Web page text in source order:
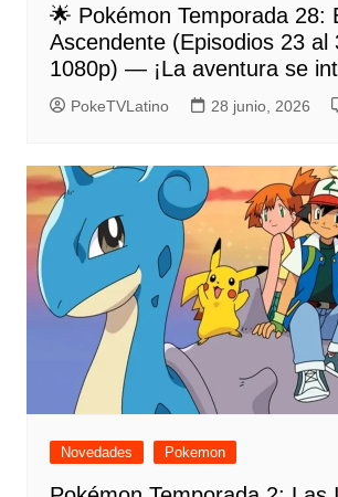
🌟 Pokémon Temporada 28:
Ascendente (Episodios 23 al
1080p) — ¡La aventura se
PokeTVLatino 28 junio, 2026
Novedades Pokemon